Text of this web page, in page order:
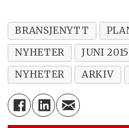
BRANSJENYTT
NYHETER
JUNI 2015
NYHETER
ARKIV